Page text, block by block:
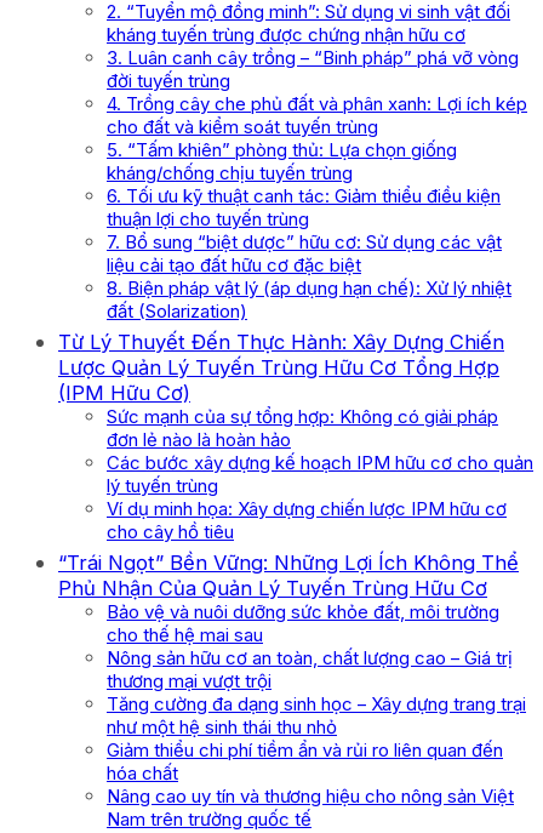
2. “Tuyển mộ đồng minh”: Sử dụng vi sinh vật đối
kháng tuyến trùng được chứng nhận hữu cơ
3. Luân canh cây trồng – “Binh pháp” phá vỡ vòng
đời tuyến trùng
4. Trồng cây che phủ đất và phân xanh: Lợi ích kép
cho đất và kiểm soát tuyến trùng
5. “Tấm khiên” phòng thủ: Lựa chọn giống
kháng/chống chịu tuyến trùng
6. Tối ưu kỹ thuật canh tác: Giảm thiểu điều kiện
thuận lợi cho tuyến trùng
7. Bổ sung “biệt dược” hữu cơ: Sử dụng các vật
liệu cải tạo đất hữu cơ đặc biệt
8. Biện pháp vật lý (áp dụng hạn chế): Xử lý nhiệt
đất (Solarization)
Từ Lý Thuyết Đến Thực Hành: Xây Dựng Chiến
Lược Quản Lý Tuyến Trùng Hữu Cơ Tổng Hợp
(IPM Hữu Cơ)
Sức mạnh của sự tổng hợp: Không có giải pháp
đơn lẻ nào là hoàn hảo
Các bước xây dựng kế hoạch IPM hữu cơ cho quản
lý tuyến trùng
Ví dụ minh họa: Xây dựng chiến lược IPM hữu cơ
cho cây hồ tiêu
“Trái Ngọt” Bền Vững: Những Lợi Ích Không Thể
Phủ Nhận Của Quản Lý Tuyến Trùng Hữu Cơ
Bảo vệ và nuôi dưỡng sức khỏe đất, môi trường
cho thế hệ mai sau
Nông sản hữu cơ an toàn, chất lượng cao – Giá trị
thương mại vượt trội
Tăng cường đa dạng sinh học – Xây dựng trang trại
như một hệ sinh thái thu nhỏ
Giảm thiểu chi phí tiềm ẩn và rủi ro liên quan đến
hóa chất
Nâng cao uy tín và thương hiệu cho nông sản Việt
Nam trên trường quốc tế